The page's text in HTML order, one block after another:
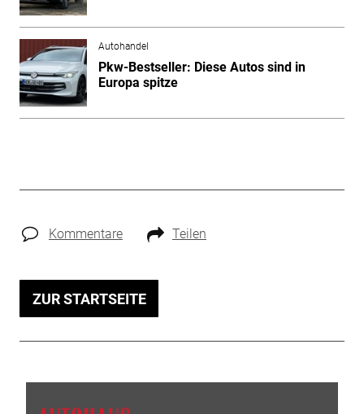
Autohandel
Pkw-Bestseller: Diese Autos sind in
Europa spitze
Kommentare Teilen
ZUR STARTSEITE